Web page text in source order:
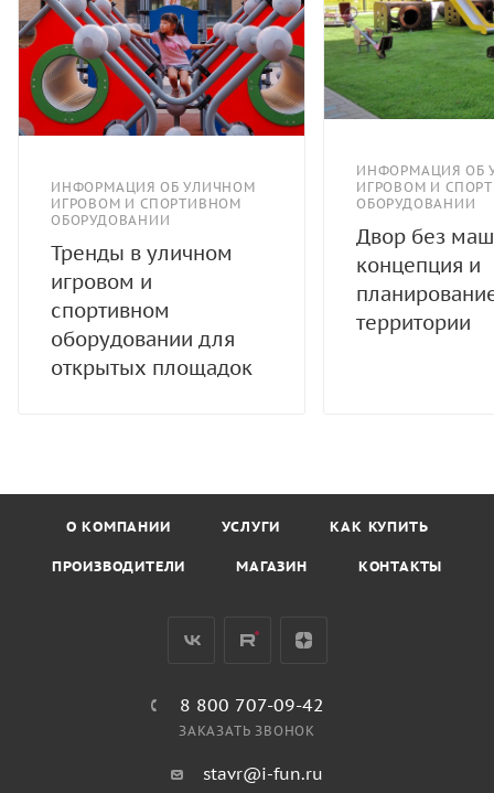
ИНФОРМАЦИЯ ОБ УЛИЧНОМ
ИГРОВОМ И СПОРТИВНОМ
ОБОРУДОВАНИИ
Тренды в уличном
игровом и
спортивном
оборудовании для
открытых площадок
ИНФОРМАЦИЯ ОБ
ИГРОВОМ И
ОБОРУДОВАНИИ
Двор без
концепция и
территории
О КОМПАНИИ УСЛУГИ КАК КУПИТЬ
ПРОИЗВОДИТЕЛИ МАГАЗИН КОНТАКТЫ
8 800 707-09-42
ЗАКАЗАТЬ ЗВОНОК
stavr@i-fun.ru